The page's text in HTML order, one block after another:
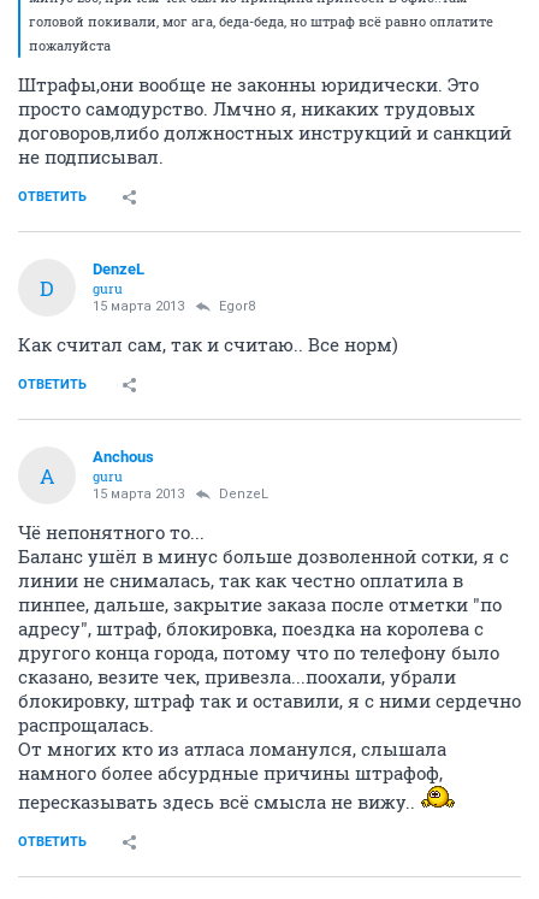
головой покивали, мог ага, беда-беда, но штраф всё равно оплатите
пожалуйста
Штрафы,они вообще не законны юридически. Это
просто самодурство. Лмчно я, никаких трудовых
договоров,либо должностных инструкций и санкций
не подписывал.
ОТВЕТИТЬ
D
DenzeL
guru
15 марта 2013 Egor8
Как считал сам, так и считаю.. Все норм)
ОТВЕТИТЬ
A
Anchous
guru
15 марта 2013 DenzeL
Чё непонятного то...
Баланс ушёл в минус больше дозволенной сотки, я с
линии не снималась, так как честно оплатила в
пинпее, дальше, закрытие заказа после отметки "по
адресу", штраф, блокировка, поездка на королева с
другого конца города, потому что по телефону было
сказано, везите чек, привезла...поохали, убрали
блокировку, штраф так и оставили, я с ними сердечно
распрощалась.
От многих кто из атласа ломанулся, слышала
намного более абсурдные причины штрафоф,
пересказывать здесь всё смысла не вижу..
ОТВЕТИТЬ